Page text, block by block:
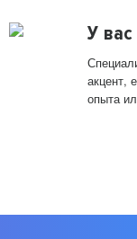
У
акцент,
опыта